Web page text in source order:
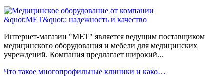
Интернет-магазин "МЕТ" является ведущим поставщиком
медицинского оборудования и мебели для медицинских
учреждений. Компания предлагает широкий...
Что такое многопрофильные клиники и како…